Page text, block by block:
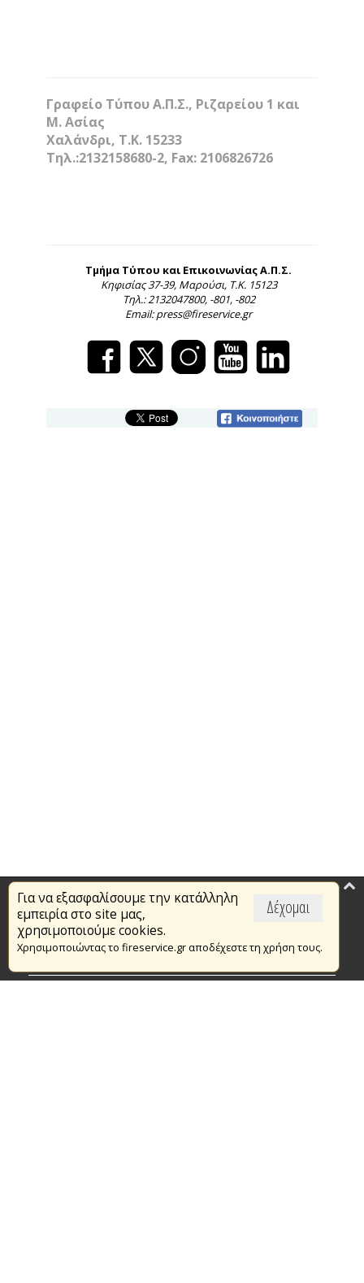
Γραφείο Τύπου Α.Π.Σ., Ριζαρείου 1 και
Μ. Ασίας
Χαλάνδρι, Τ.Κ. 15233
Τηλ.:2132158680-2, Fax: 2106826726
Τμήμα Τύπου και Επικοινωνίας Α.Π.Σ.
Κηφισίας 37-39, Μαρούσι, Τ.Κ. 15123
Τηλ.: 2132047800, -801, -802
Email: press@fireservice.gr
Δέχομαι
Για να εξασφαλίσουμε την κατάλληλη
εμπειρία στο site μας,
χρησιμοποιούμε cookies.
Χρησιμοποιώντας το fireservice.gr αποδέχεστε τη χρήση τους.
Επικαιρότητα
Το Πυροσβεστικό Σώμα